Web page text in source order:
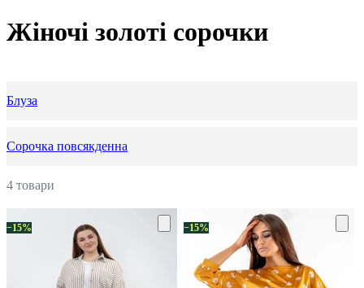
Жіночі золоті сорочки
Блуза
Сорочка повсякденна
4 товари
−15% −15%